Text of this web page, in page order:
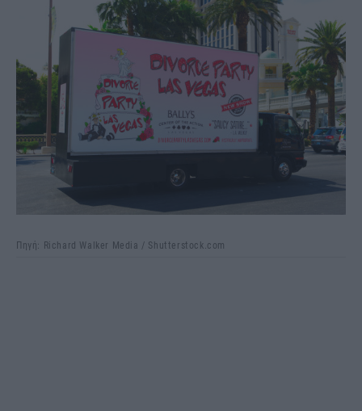
Πηγή: Richard Walker Media / Shutterstock.com